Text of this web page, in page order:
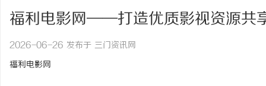
福利电影网——打造优质影视资源共
2026-06-26 发布于 三门资讯网
福利电影网